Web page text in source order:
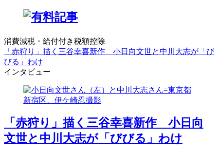
消費減税・給付付き税額控除
「赤狩り」描く三谷幸喜新作 小日向文世と中川大志が「び
びる」わけ
インタビュー
「赤狩り」描く三谷幸喜新作 小日向
文世と中川大志が「びびる」わけ